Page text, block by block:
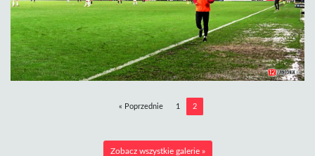
« Poprzednie 1 2
Zobacz wszystkie galerie »